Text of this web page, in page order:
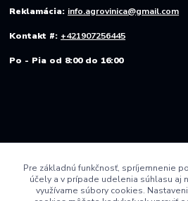
Reklamácia: info.agrovinica@gmail.com
Kontakt #: +421907256445
Po - Pia od 8:00 do 16:00
Pre základnú funkčnosť, spríjemnenie
účely a v prípade udelenia súhlasu aj
využívame súbory cookies.